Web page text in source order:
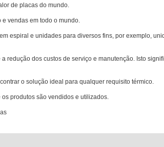
de placas do mundo.
vendas em todo o mundo.
espiral e unidades para diversos fins, por exemplo,
redução dos custos de serviço e manutenção. Isto
o solução ideal para qualquer requisito térmico.
produtos são vendidos e utilizados.